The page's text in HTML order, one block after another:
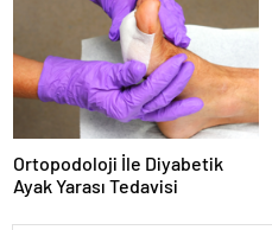
Ortopodoloji İle Diyabetik
Ayak Yarası Tedavisi